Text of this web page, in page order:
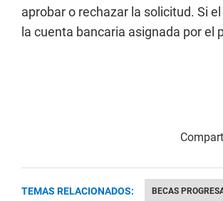
aprobar o rechazar la solicitud. Si
la cuenta bancaria asignada por el
TEMAS RELACIONADOS: BECAS